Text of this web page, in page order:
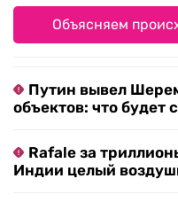
Объясняем
Путин вывел
объектов: что будет
Rafale за
Индии целый